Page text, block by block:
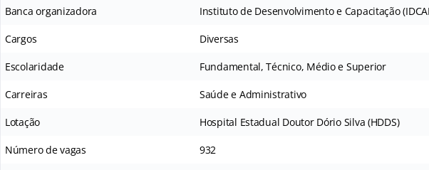
Banca organizadora Instituto de Desenvolvimento e Capacitação
Cargos Diversas
Escolaridade Fundamental, Técnico, Médio e Superior
Carreiras Saúde e Administrativo
Lotação Hospital Estadual Doutor Dório Silva (HDDS)
Número de vagas 932